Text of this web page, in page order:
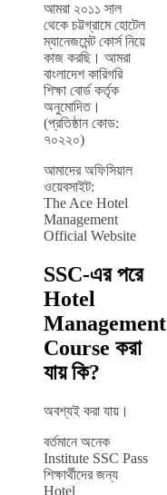
আমরা ২০১১ সাল
থেকে চট্টগ্রামে হোটেল
ম্যানেজমেন্ট কোর্স নিয়ে
কাজ করছি। আমরা
বাংলাদেশ কারিগরি
শিক্ষা বোর্ড কর্তৃক
অনুমোদিত।
(প্রতিষ্ঠান কোড:
৭০২২০)
আমাদের অফিসিয়াল
ওয়েবসাইট:
The Ace Hotel
Management
Official Website
SSC-এর পরে
Hotel
Management
Course করা
যায় কি?
অবশ্যই করা যায়।
বর্তমানে অনেক
Institute SSC Pass
শিক্ষার্থীদের জন্য
Hotel